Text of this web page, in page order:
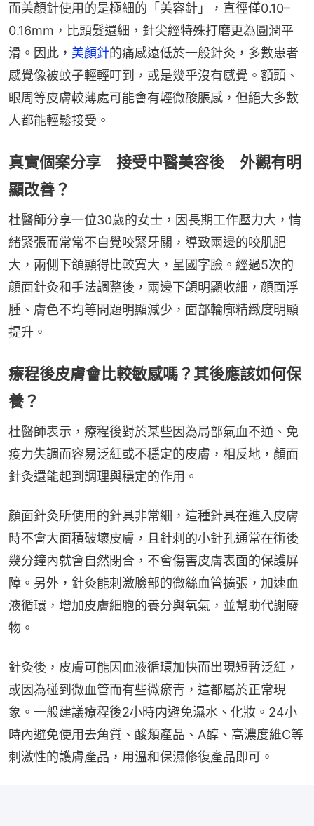
而美顏針使用的是極細的「美容針」，直徑僅0.10–
0.16mm，比頭髮還細，針尖經特殊打磨更為圓潤平
滑。因此， 美顏針的痛感遠低於一般針灸，多數患者
感覺像被蚊子輕輕叮到，或是幾乎沒有感覺。額頭、
眼周等皮膚較薄處可能會有輕微酸脹感，但絕大多數
人都能輕鬆接受。
真實個案分享 接受中醫美容後 外觀有明
顯改善？
杜醫師分享一位30歲的女士，因長期工作壓力大，情
緒緊張而常常不自覺咬緊牙關，導致兩邊的咬肌肥
大，兩側下頜顯得比較寬大，呈國字臉。經過5次的
顔面針灸和手法調整後，兩邊下頜明顯收細，顔面浮
腫、膚色不均等問題明顯減少，面部輪廓精緻度明顯
提升。
療程後皮膚會比較敏感嗎？其後應該如何保
養？
杜醫師表示，療程後對於某些因為局部氣血不通、免
疫力失調而容易泛紅或不穩定的皮膚，相反地，顏面
針灸還能起到調理與穩定的作用。
顏面針灸所使用的針具非常細，這種針具在進入皮膚
時不會大面積破壞皮膚，且針刺的小針孔通常在術後
幾分鐘內就會自然閉合，不會傷害皮膚表面的保護屏
障。另外，針灸能刺激臉部的微絲血管擴張，加速血
液循環，增加皮膚細胞的養分與氧氣，並幫助代謝廢
物。
針灸後，皮膚可能因血液循環加快而出現短暫泛紅，
或因為碰到微血管而有些微瘀青，這都屬於正常現
象。一般建議療程後2小時内避免濕水、化妝。24小
時內避免使用去角質、酸類產品、A醇、高濃度維C等
刺激性的護膚產品，用溫和保濕修復產品即可。